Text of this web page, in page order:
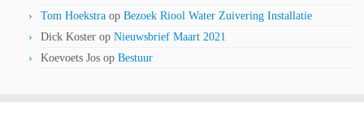
Tom Hoekstra op Bezoek Riool Water Zuivering Installatie
Dick Koster op Nieuwsbrief Maart 2021
Koevoets Jos op Bestuur